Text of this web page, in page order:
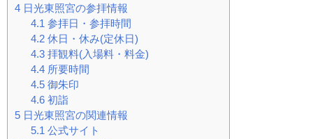
4 日光東照宮の参拝情報
4.1参拝日・参拝時間
4.2休日・休み(定休日)
4.3拝観料(入場料・料金)
4.4所要時間
4.5御朱印
4.6初詣
5 日光東照宮の関連情報
5.1公式サイト